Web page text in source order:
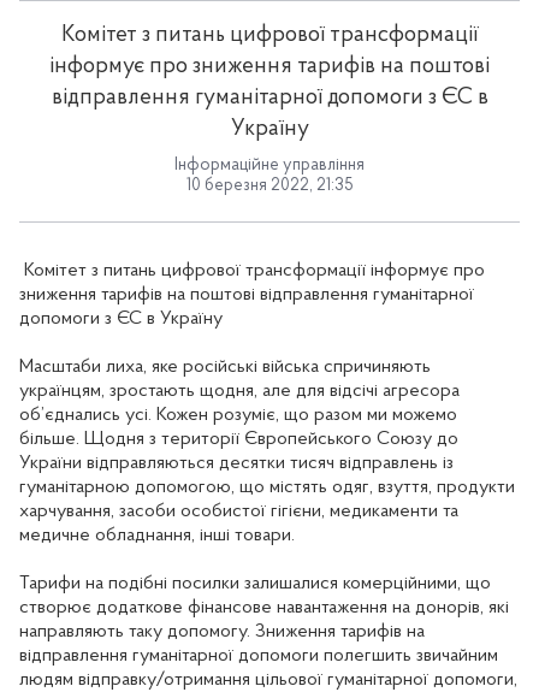
Комітет з питань цифрової трансформації
інформує про зниження тарифів на поштові
відправлення гуманітарної допомоги з ЄС в
Україну
Інформаційне управління
10 березня 2022, 21:35
Комітет з питань цифрової трансформації інформує про
зниження тарифів на поштові відправлення гуманітарної
допомоги з ЄС в Україну
Масштаби лиха, яке російські війська спричиняють
українцям, зростають щодня, але для відсічі агресора
об’єднались усі. Кожен розуміє, що разом ми можемо
більше. Щодня з території Європейського Союзу до
України відправляються десятки тисяч відправлень із
гуманітарною допомогою, що містять одяг, взуття, продукти
харчування, засоби особистої гігієни, медикаменти та
медичне обладнання, інші товари.
Тарифи на подібні посилки залишалися комерційними, що
створює додаткове фінансове навантаження на донорів, які
направляють таку допомогу. Зниження тарифів на
відправлення гуманітарної допомоги полегшить звичайним
людям відправку/отримання цільової гуманітарної допомоги,